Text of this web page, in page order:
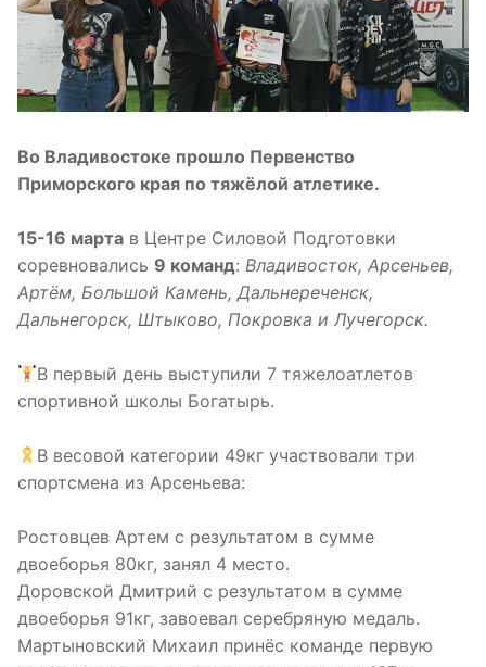
Во Владивостоке прошло Первенство
Приморского края по тяжёлой атлетике.
15-16 марта в Центре Силовой Подготовки
соревновались 9 команд: Владивосток, Арсеньев,
Артём, Большой Камень, Дальнереченск,
Дальнегорск, Штыково, Покровка и Лучегорск.
‍В первый день выступили 7 тяжелоатлетов
спортивной школы Богатырь.
В весовой категории 49кг участвовали три
спортсмена из Арсеньева:
Ростовцев Артем с результатом в сумме
двоеборья 80кг, занял 4 место.
Доровской Дмитрий с результатом в сумме
двоеборья 91кг, завоевал серебряную медаль.
Мартыновский Михаил принёс команде первую